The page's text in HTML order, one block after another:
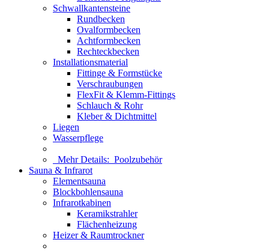
Schwallkantensteine
Rundbecken
Ovalformbecken
Achtformbecken
Rechteckbecken
Installationsmaterial
Fittinge & Formstücke
Verschraubungen
FlexFit & Klemm-Fittings
Schlauch & Rohr
Kleber & Dichtmittel
Liegen
Wasserpflege
Mehr Details: Poolzubehör
Sauna & Infrarot
Elementsauna
Blockbohlensauna
Infrarotkabinen
Keramikstrahler
Flächenheizung
Heizer & Raumtrockner